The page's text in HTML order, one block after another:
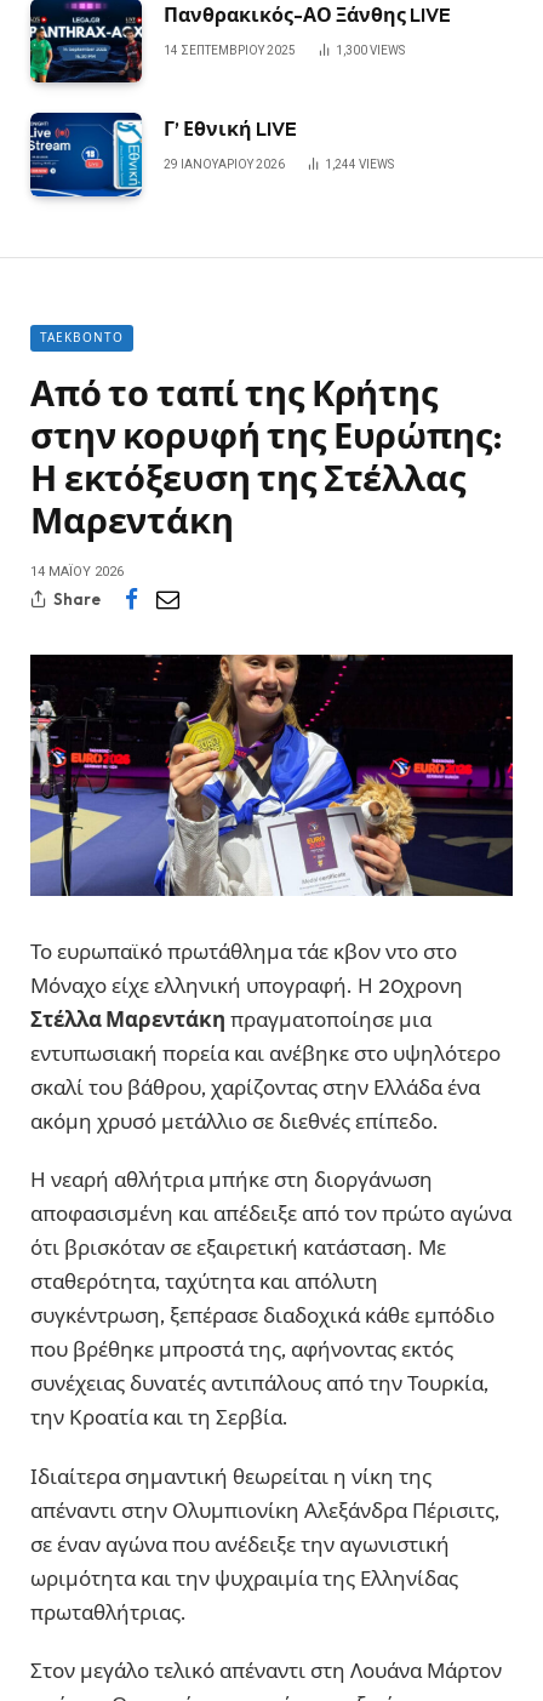
Πανθρακικός-ΑΟ Ξάνθης LIVE
14 ΣΕΠΤΕΜΒΡΊΟΥ 2025 1,300VIEWS
Γ’ Εθνική LIVE
29 ΙΑΝΟΥΑΡΊΟΥ 2026 1,244 VIEWS
ΤΑΕΚΒΟΝΤΌ
Από το ταπί της Κρήτης
στην κορυφή της Ευρώπης:
Η εκτόξευση της Στέλλας
Μαρεντάκη
14 ΜΑΪ́ΟΥ 2026
Share
Το ευρωπαϊκό πρωτάθλημα τάε κβον ντο στο
Μόναχο είχε ελληνική υπογραφή. Η 20χρονη
Στέλλα Μαρεντάκη πραγματοποίησε μια
εντυπωσιακή πορεία και ανέβηκε στο υψηλότερο
σκαλί του βάθρου, χαρίζοντας στην Ελλάδα ένα
ακόμη χρυσό μετάλλιο σε διεθνές επίπεδο.
Η νεαρή αθλήτρια μπήκε στη διοργάνωση
αποφασισμένη και απέδειξε από τον πρώτο αγώνα
ότι βρισκόταν σε εξαιρετική κατάσταση. Με
σταθερότητα, ταχύτητα και απόλυτη
συγκέντρωση, ξεπέρασε διαδοχικά κάθε εμπόδιο
που βρέθηκε μπροστά της, αφήνοντας εκτός
συνέχειας δυνατές αντιπάλους από την Τουρκία,
την Κροατία και τη Σερβία.
Ιδιαίτερα σημαντική θεωρείται η νίκη της
απέναντι στην Ολυμπιονίκη Αλεξάνδρα Πέρισιτς,
σε έναν αγώνα που ανέδειξε την αγωνιστική
ωριμότητα και την ψυχραιμία της Ελληνίδας
πρωταθλήτριας.
Στον μεγάλο τελικό απέναντι στη Λουάνα Μάρτον